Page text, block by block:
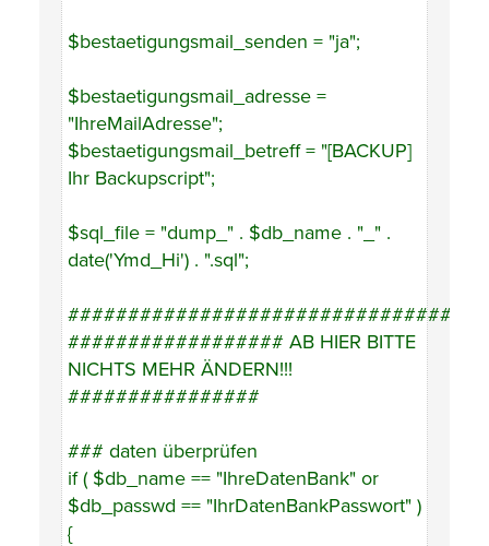
$bestaetigungsmail_senden = "ja";
$bestaetigungsmail_adresse =
"IhreMailAdresse";
$bestaetigungsmail_betreff = "[BACKUP]
Ihr Backupscript";
$sql_file = "dump_" . $db_name . "_" .
date('Ymd_Hi') . ".sql";
################## AB HIER BITTE
NICHTS MEHR ÄNDERN!!!
################
### daten überprüfen
if ( $db_name == "IhreDatenBank" or
$db_passwd == "IhrDatenBankPasswort" )
{